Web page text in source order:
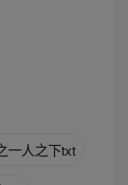
一人之下txt